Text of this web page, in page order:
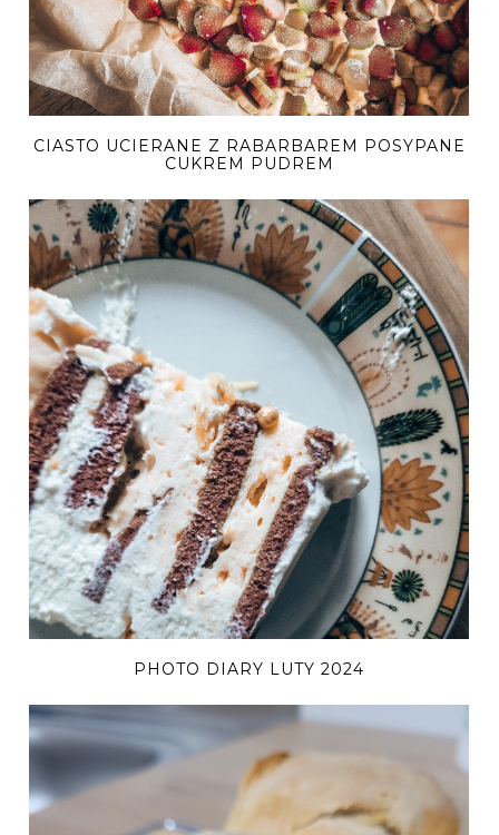
CIASTO UCIERANE Z RABARBAREM POSYPANE
CUKREM PUDREM
PHOTO DIARY LUTY 2024